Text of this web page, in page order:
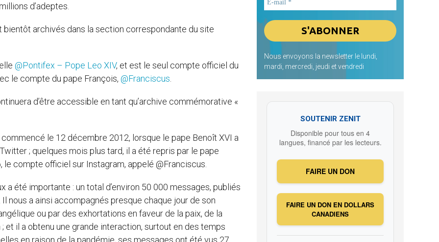
d’adeptes.
archivés dans la section correspondante du site
@Pontifex – Pope Leo XIV, et est le seul compte officiel du
le compte du pape François, @Franciscus
d’être accessible en tant qu’archive commémorative «
le 12 décembre 2012, lorsque le pape Benoît XVI a
; quelques mois plus tard, il a été repris par le pape
le compte officiel sur Instagram, appelé @Franciscus.
a été importante : un total d’environ 50 000 messages, publiés
nous a ainsi accompagnés presque chaque jour de son
ou par des exhortations en faveur de la paix, de la
il a obtenu une grande interaction, surtout en des temps
en raison de la pandémie, ses messages ont été vus 27
Nous envoyons la newsletter le lundi,
mardi, mercredi, jeudi et vendredi
SOUTENIR ZENIT
Disponible pour tous en 4
langues, financé par les lecteurs.
FAIRE UN DON
FAIRE UN DON EN DOLLARS
CANADIENS